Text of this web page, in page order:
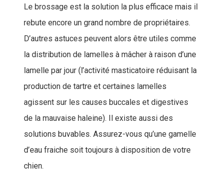
Le brossage est la solution la plus efficace mais il
rebute encore un grand nombre de propriétaires.
D’autres astuces peuvent alors être utiles comme
la distribution de lamelles à mâcher à raison d’une
lamelle par jour (l’activité masticatoire réduisant la
production de tartre et certaines lamelles
agissent sur les causes buccales et digestives
de la mauvaise haleine). Il existe aussi des
solutions buvables. Assurez-vous qu’une gamelle
d’eau fraiche soit toujours à disposition de votre
chien.